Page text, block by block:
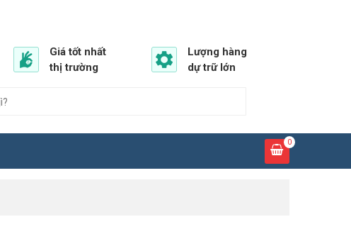
Giá tốt nhất
thị trường
Lượng hàng
dự trữ lớn
0